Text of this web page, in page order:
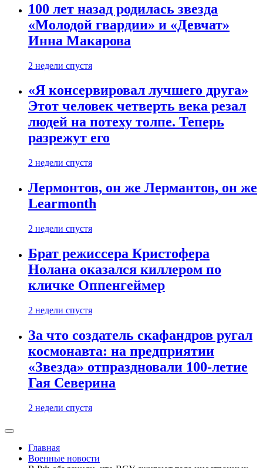
100 лет назад родилась звезда
«Молодой гвардии» и «Девчат»
Инна Макарова
2 недели спустя
«Я консервировал лучшего друга»
Этот человек четверть века резал
людей на потеху толпе. Теперь
разрежут его
2 недели спустя
Лермонтов, он же Лермантов, он же
Learmonth
2 недели спустя
Брат режиссера Кристофера
Нолана оказался киллером по
кличке Оппенгеймер
2 недели спустя
За что создатель скафандров ругал
космонавта: на предприятии
«Звезда» отпраздновали 100-летие
Гая Северина
2 недели спустя
Главная
Военные новости